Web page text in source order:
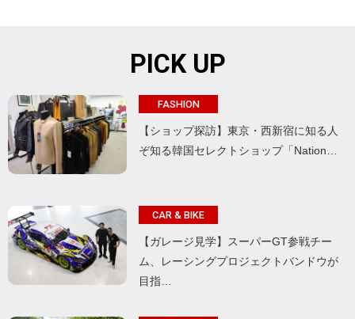
PICK UP
FASHION
【ショップ探訪】東京・西新宿に知る人
ぞ知る韓国セレクトショップ「Nation…
CAR & BIKE
【ガレージ見学】スーパーGT参戦チー
ム、レーシングプロジェクトバンドウが
目指…